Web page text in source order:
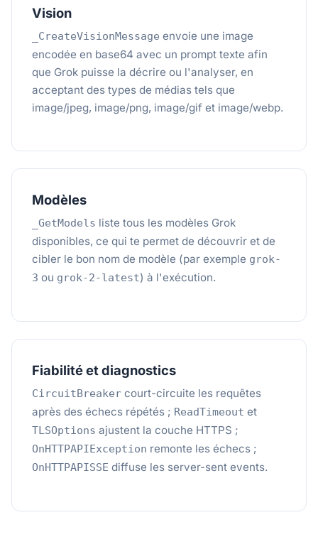
Vision
_CreateVisionMessage envoie une image
encodée en base64 avec un prompt texte afin
que Grok puisse la décrire ou l'analyser, en
acceptant des types de médias tels que
image/jpeg, image/png, image/gif et image/webp.
Modèles
_GetModels liste tous les modèles Grok
disponibles, ce qui te permet de découvrir et de
cibler le bon nom de modèle (par exemple grok-
3 ou grok-2-latest) à l'exécution.
Fiabilité et diagnostics
CircuitBreaker court-circuite les requêtes
après des échecs répétés ; ReadTimeout et
TLSOptions ajustent la couche HTTPS ;
OnHTTPAPIException remonte les échecs ;
OnHTTPAPISSE diffuse les server-sent events.